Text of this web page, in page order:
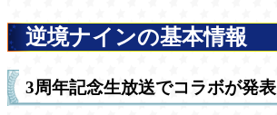
逆境ナインの基本情報
3周年記念生放送でコラボが発表